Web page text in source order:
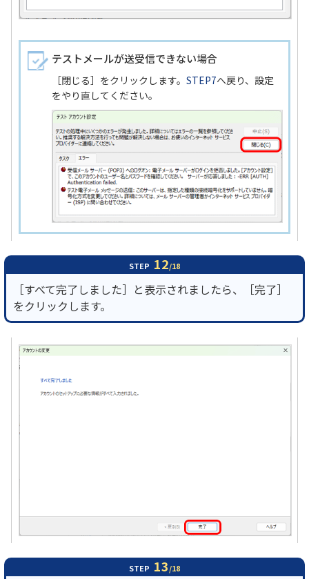
テストメールが送受信できない場合
［閉じる］をクリックします。 STEP7へ戻り、設定
をやり直してください。
STEP 12/18
［すべて完了しました］と表示されましたら、［完了］
をクリックします。
STEP 13/18